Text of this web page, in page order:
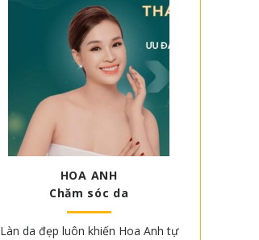
HOA ANH
Chăm sóc da
Làn da đẹp luôn khiến Hoa Anh tự